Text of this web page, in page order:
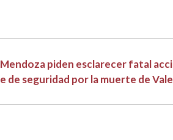
piden esclarecer fatal
de seguridad por la muerte de